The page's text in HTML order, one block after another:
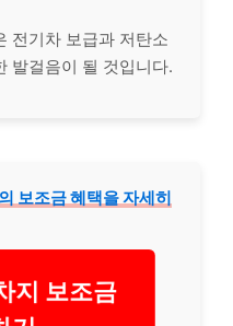
전기차 보급과 저탄소
발걸음이 될 것입니다.
보조금 혜택을 자세히
보조금